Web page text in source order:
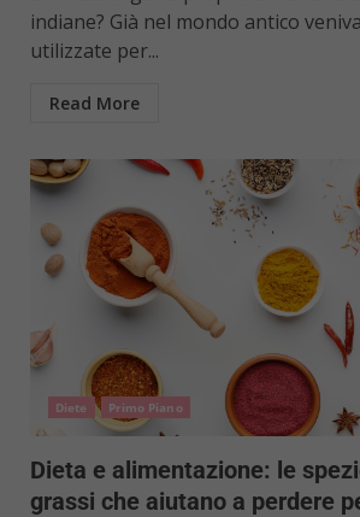
indiane? Già nel mondo antico
utilizzate per...
Read More
Diete Primo Piano
Dieta e alimentazione: le
grassi che aiutano a perdere